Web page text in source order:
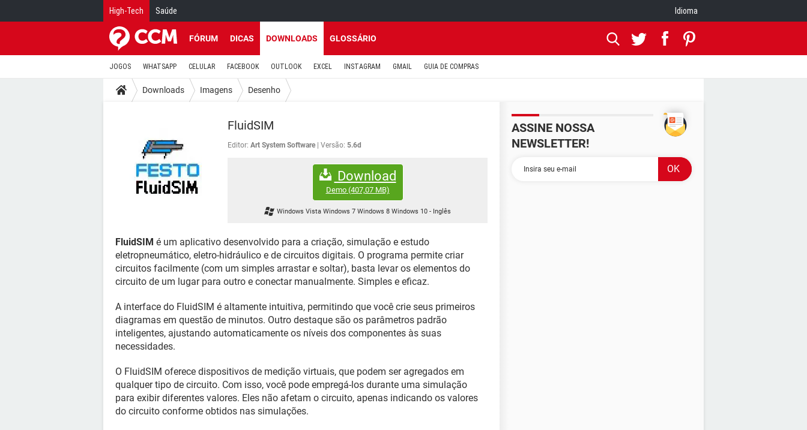
High-Tech Saúde Idioma
FÓRUM DICAS DOWNLOADS GLOSSÁRIO
JOGOS WHATSAPP CELULAR FACEBOOK OUTLOOK EXCEL INSTAGRAM GMAIL GUIA DE COMPRAS
Downloads Imagens Desenho
FluidSIM
Editor: Art System Software Versão: 5.6d
Download
Demo(407,07 MB)
Windows Vista Windows 7 Windows 8 Windows 10 - Inglês
FluidSIM é um aplicativo desenvolvido para a criação, simulação e estudo
eletropneumático, eletro-hidráulico e de circuitos digitais. O programa permite criar
circuitos facilmente (com um simples arrastar e soltar), basta levar os elementos do
circuito de um lugar para outro e conectar manualmente. Simples e eficaz.
A interface do FluidSIM é altamente intuitiva, permitindo que você crie seus primeiros
diagramas em questão de minutos. Outro destaque são os parâmetros padrão
inteligentes, ajustando automaticamente os níveis dos componentes às suas
necessidades.
O FluidSIM oferece dispositivos de medição virtuais, que podem ser agregados em
qualquer tipo de circuito. Com isso, você pode empregá-los durante uma simulação
para exibir diferentes valores. Eles não afetam o circuito, apenas indicando os valores
do circuito conforme obtidos nas simulações.
ASSINE NOSSA
NEWSLETTER!